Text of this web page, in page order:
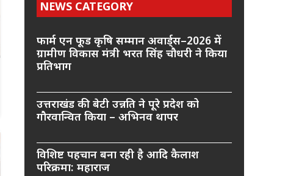
NEWS CATEGORY
फार्म एन फूड कृषि सम्मान अवार्ड्स–2026 में
ग्रामीण विकास मंत्री भरत सिंह चौधरी ने किया
प्रतिभाग
उत्तराखंड की बेटी उन्नति ने पूरे प्रदेश को
गौरवान्वित किया – अभिनव थापर
विशिष्ट पहचान बना रही है आदि कैलाश
परिक्रमा: महाराज